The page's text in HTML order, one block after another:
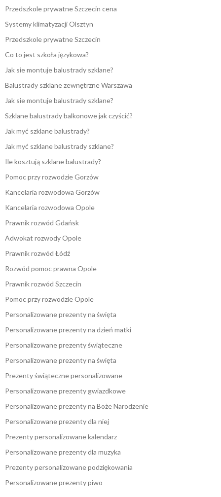
Przedszkole prywatne Szczecin cena
Systemy klimatyzacji Olsztyn
Przedszkole prywatne Szczecin
Co to jest szkoła językowa?
Jak sie montuje balustrady szklane?
Balustrady szklane zewnętrzne Warszawa
Jak sie montuje balustrady szklane?
Szklane balustrady balkonowe jak czyścić?
Jak myć szklane balustrady?
Jak myć szklane balustrady szklane?
Ile kosztują szklane balustrady?
Pomoc przy rozwodzie Gorzów
Kancelaria rozwodowa Gorzów
Kancelaria rozwodowa Opole
Prawnik rozwód Gdańsk
Adwokat rozwody Opole
Prawnik rozwód Łódź
Rozwód pomoc prawna Opole
Prawnik rozwód Szczecin
Pomoc przy rozwodzie Opole
Personalizowane prezenty na święta
Personalizowane prezenty na dzień matki
Personalizowane prezenty świąteczne
Personalizowane prezenty na święta
Prezenty świąteczne personalizowane
Personalizowane prezenty gwiazdkowe
Personalizowane prezenty na Boże Narodzenie
Personalizowane prezenty dla niej
Prezenty personalizowane kalendarz
Personalizowane prezenty dla muzyka
Prezenty personalizowane podziękowania
Personalizowane prezenty piwo